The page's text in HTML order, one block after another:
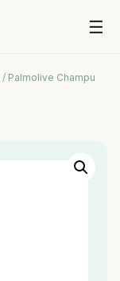
☰
/ Palmolive Champu